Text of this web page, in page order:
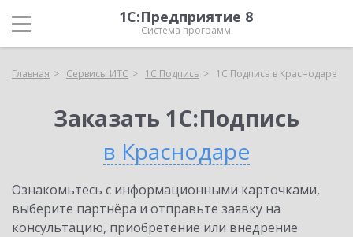
1С:Предприятие 8
Система программ
Главная Сервисы ИТС 1С:Подпись 1С:Подпись в Краснодаре
Заказать 1С:Подпись
в Краснодаре
Ознакомьтесь с информационными карточками,
выберите партнёра и отправьте заявку на
консультацию, приобретение или внедрение